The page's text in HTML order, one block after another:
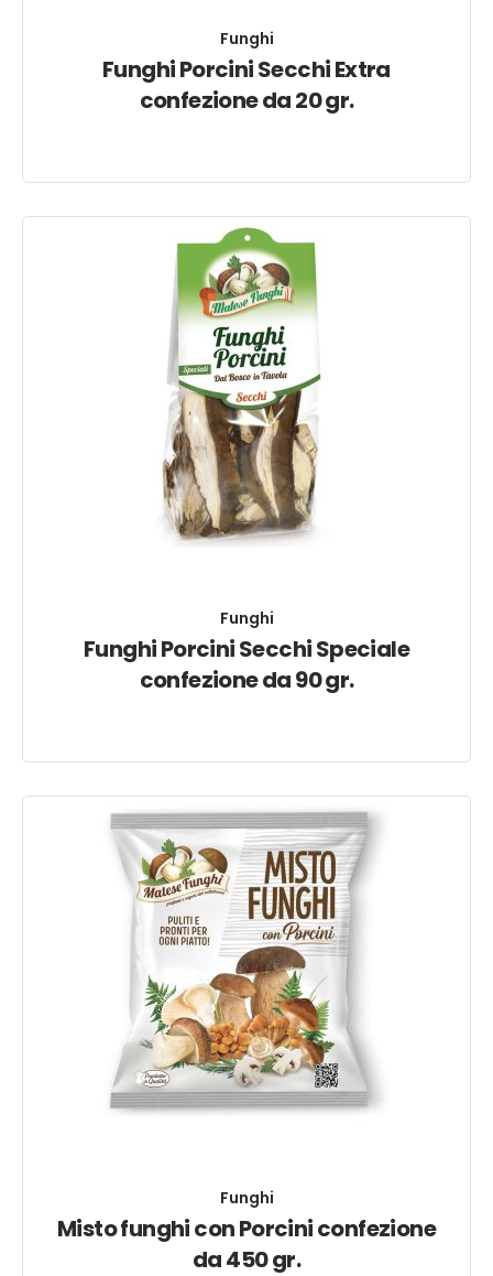
Funghi
Funghi Porcini Secchi Extra
confezione da 20 gr.
Funghi
Funghi Porcini Secchi Speciale
confezione da 90 gr.
Funghi
Misto funghi con Porcini confezione
da 450 gr.